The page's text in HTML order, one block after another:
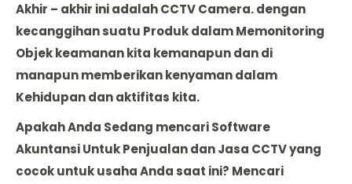
Akhir – akhir ini adalah CCTV Camera. dengan
kecanggihan suatu Produk dalam Memonitoring
Objek keamanan kita kemanapun dan di
manapun memberikan kenyaman dalam
Kehidupan dan aktifitas kita.
Apakah Anda Sedang mencari Software
Akuntansi Untuk Penjualan dan Jasa CCTV yang
cocok untuk usaha Anda saat ini? Mencari